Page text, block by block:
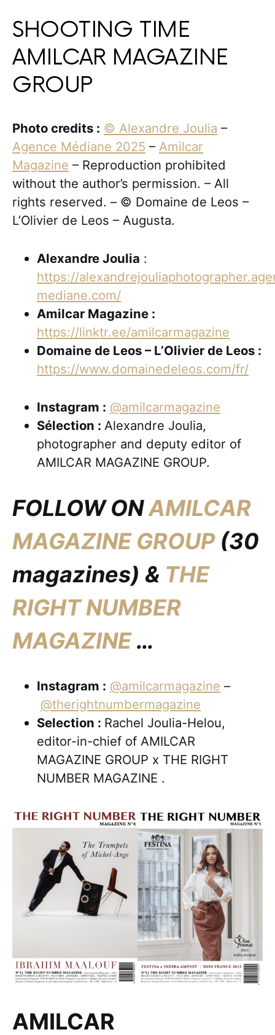
SHOOTING TIME
AMILCAR MAGAZINE
GROUP
Photo credits : © Alexandre Joulia –
Agence Médiane 2025 – Amilcar
Magazine – Reproduction prohibited
without the author’s permission. – All
rights reserved. – © Domaine de Leos –
L’Olivier de Leos – Augusta.
Alexandre Joulia :
https://
mediane.com/
Amilcar Magazine :
https://linktr.ee/amilcarmagazine
Domaine de Leos – L’Olivier de Leos :
https://www.domainedeleos.com/fr/
Instagram : @amilcarmagazine
Sélection : Alexandre Joulia,
photographer and deputy editor of
AMILCAR MAGAZINE GROUP.
FOLLOW ONAMILCAR
MAGAZINE GROUP(30
magazines) & THE
RIGHT NUMBER
MAGAZINE …
Instagram : @amilcarmagazine –
@therightnumbermagazine
Selection : Rachel Joulia-Helou,
editor-in-chief of AMILCAR
MAGAZINE GROUP x THE RIGHT
NUMBER MAGAZINE .
AMILCAR